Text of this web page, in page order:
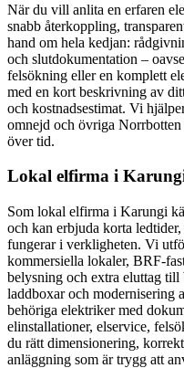
När du vill anlita en erfaren
snabb återkoppling,
hand om hela kedjan:
och slutdokumentation –
felsökning eller en komplett
med en kort beskrivning av
och kostnadsestimat. Vi
omnejd och övriga
över tid.
Lokal elfirma i
Som lokal elfirma i Karungi
och kan erbjuda korta
fungerar i verkligheten. Vi
kommersiella lokaler, BRF-
belysning och extra eluttag
laddboxar och modernisering
behöriga elektriker med
elinstallationer, elservice,
du rätt dimensionering,
anläggning som är trygg att